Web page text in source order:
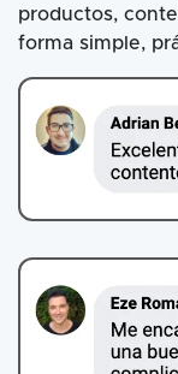
productos,
forma simple,